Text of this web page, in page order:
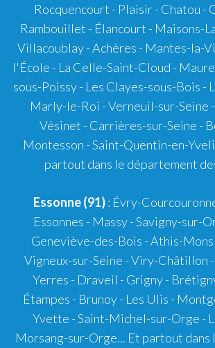
Rocquencourt - Plaisir - Chatou -
Rambouillet - Élancourt - Maisons-
Villacoublay - Achères - Mantes-la-
l'École - La Celle-Saint-Cloud -
sous-Poissy - Les Clayes-sous-Bois -
Marly-le-Roi - Verneuil-sur-Seine -
Vésinet - Carrières-sur-Seine -
Montesson - Saint-Quentin-en-
partout dans le département
Essonne (91): Évry-
Essonnes - Massy - Savigny-sur-
Geneviève-des-Bois - Athis-Mons
Vigneux-sur-Seine - Viry-Châtillon
Yerres - Draveil - Grigny -
Étampes - Brunoy - Les Ulis -
Yvette - Saint-Michel-sur-Orge -
Morsang-sur-Orge... Et partout